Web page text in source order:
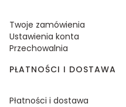
Twoje zamówienia
Ustawienia konta
Przechowalnia
PŁATNOŚCI I DOSTAWA
Płatności i dostawa